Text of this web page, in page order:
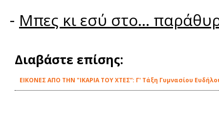
- Μπες κι εσύ στο...
Διαβάστε επίσης:
ΕΙΚΟΝΕΣ ΑΠΟ ΤΗΝ "ΙΚΑΡΙΑ ΤΟΥ ΧΤΕΣ”: Γ' Τάξη Γυμνασίου